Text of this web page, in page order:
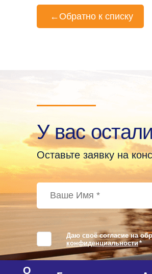
← Обратно к списку
У вас
Оставьте заявку на
Даю своё согласие на
конфиденциальности*
О